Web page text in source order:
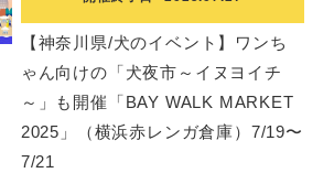
【神奈川県/犬のイベント】ワンち
ゃん向けの「犬夜市～イヌヨイチ
～」も開催「BAY WALK MARKET
2025」（横浜赤レンガ倉庫）7/19〜
7/21